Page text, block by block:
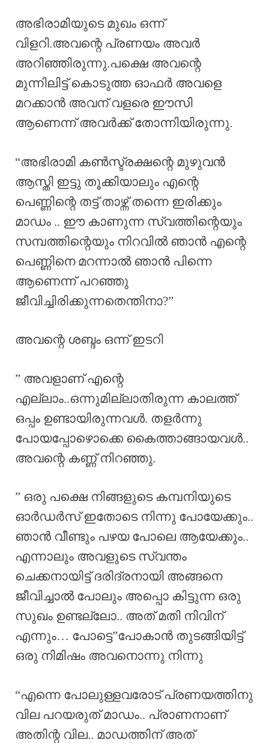
അഭിരാമിയുടെ മുഖം ഒന്ന്
വിളറി.അവന്റെ പ്രണയം അവർ
അറിഞ്ഞിരുന്നു.പക്ഷെ അവന്റെ
മുന്നിലിട്ട് കൊടുത്ത ഓഫർ അവളെ
മറക്കാൻ അവന് വളരെ ഈസി
ആണെന്ന് അവർക്ക് തോന്നിയിരുന്നു.
“അഭിരാമി കൺസ്ട്രക്ഷന്റെ മുഴുവൻ
ആസ്തി ഇട്ടു തൂക്കിയാലും എന്റെ
പെണ്ണിന്റെ തട്ട് താഴ്ന്ന് തന്നെ ഇരിക്കും
മാഡം .. ഈ കാണുന്ന സ്വത്തിന്റെയും
സമ്പത്തിന്റെയും നിറവിൽ ഞാൻ എന്റെ
പെണ്ണിനെ മറന്നാൽ ഞാൻ പിന്നെ
ആണെന്ന് പറഞ്ഞു
ജീവിച്ചിരിക്കുന്നതെന്തിനാ?”
അവന്റെ ശബ്ദം ഒന്ന് ഇടറി
” അവളാണ് എന്റെ
എല്ലാം..ഒന്നുമില്ലാതിരുന്ന കാലത്ത്
ഒപ്പം ഉണ്ടായിരുന്നവൾ. തളർന്നു
പോയപ്പോഴൊക്കെ കൈത്താങ്ങായവൾ..
അവന്റെ കണ്ണ് നിറഞ്ഞു.
” ഒരു പക്ഷെ നിങ്ങളുടെ കമ്പനിയുടെ
ഓർഡർസ് ഇതോടെ നിന്നു പോയേക്കും..
ഞാൻ വീണ്ടും പഴയ പോലെ ആയേക്കും..
എന്നാലും അവളുടെ സ്വന്തം
ചെക്കനായിട്ട് ദരിദ്രനായി അങ്ങനെ
ജീവിച്ചാൽ പോലും അപ്പൊ കിട്ടുന്ന ഒരു
സുഖം ഉണ്ടല്ലോ.. അത് മതി നിവിന്
എന്നും… പോട്ടെ”പോകാൻ തുടങ്ങിയിട്ട്
ഒരു നിമിഷം അവനൊന്നു നിന്നു
“എന്നെ പോലുള്ളവരോട് പ്രണയത്തിനു
വില പറയരുത് മാഡം.. പ്രാണനാണ്
അതിന്റ വില.. മാഡത്തിന് അത്